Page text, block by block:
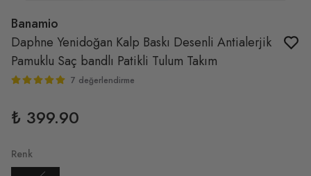
Banamio
Daphne Yenidoğan Kalp Baskı Desenli Antialerjik
Pamuklu Saç bandlı Patikli Tulum Takım
7 değerlendirme
₺ 399.90
Renk